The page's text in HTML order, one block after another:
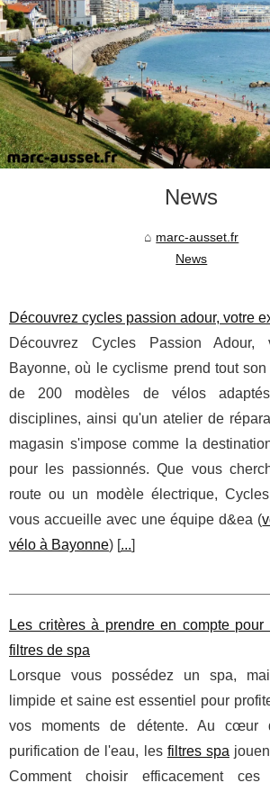
News
marc-ausset.fr
News
Découvrez cycles passion adour, votre
Découvrez Cycles Passion
Bayonne, où le cyclisme prend tout
de 200 modèles de vélos
disciplines, ainsi qu'un atelier de
magasin s'impose comme la
pour les passionnés. Que vous
route ou un modèle électrique,
vous accueille avec une équipe d&ea (
vélo à Bayonne) [...]
Les critères à prendre en compte
filtres de spa
Lorsque vous possédez un spa,
limpide et saine est essentiel pour
vos moments de détente. Au cœur
purification de l'eau, les filtres spa
Comment choisir efficacement ces